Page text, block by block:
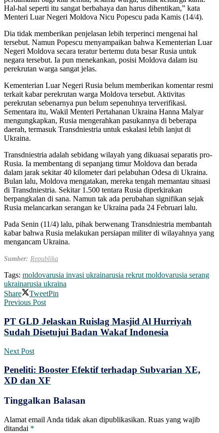
Hal-hal seperti itu sangat berbahaya dan harus dihentikan,” kata
Menteri Luar Negeri Moldova Nicu Popescu pada Kamis (14/4).
Dia tidak memberikan penjelasan lebih terperinci mengenai hal
tersebut. Namun Popescu menyampaikan bahwa Kementerian Luar
Negeri Moldova secara teratur bertemu duta besar Rusia untuk
negara tersebut. Ia pun menekankan, posisi Moldova dalam isu
perekrutan warga sangat jelas.
Kementerian Luar Negeri Rusia belum memberikan komentar resmi
terkait kabar perekrutan warga Moldova tersebut. Aktivitas
perekrutan sebenarnya pun belum sepenuhnya terverifikasi.
Sementara itu, Wakil Menteri Pertahanan Ukraina Hanna Malyar
mengungkapkan, Rusia mengerahkan pasukannya di beberapa
daerah, termasuk Transdniestria untuk eskalasi lebih lanjut di
Ukraina.
Transdniestria adalah sebidang wilayah yang dikuasai separatis pro-
Rusia. Ia membentang di sepanjang timur Moldova dan berada
dalam jarak sekitar 40 kilometer dari pelabuhan Odesa di Ukraina.
Bulan lalu, Moldova mengatakan, mereka tengah memantau situasi
di Transdniestria. Sekitar 1.500 tentara Rusia diperkirakan
berpangkalan di sana. Namun tak ada perubahan signifikan sejak
Rusia melancarkan serangan ke Ukraina pada 24 Februari lalu.
Pada Senin (11/4) lalu, pihak berwenang Transdniestria membantah
kabar bahwa Rusia melakukan persiapan militer di wilayahnya yang
mengancam Ukraina.
Sumber: Republika
Tags: moldovarusia invasi ukrainarusia rekrut moldovarusia serang
ukrainarusia ukraina
Share
TweetPin
Previous Post
PT GLD Jelaskan Ruislag Masjid Al Hurriyah
Sudah Disetujui Badan Wakaf Indonesia
Next Post
Peneliti: Booster Efektif terhadap Subvarian XE,
XD dan XF
Tinggalkan Balasan
Alamat email Anda tidak akan dipublikasikan. Ruas yang wajib
ditandai *